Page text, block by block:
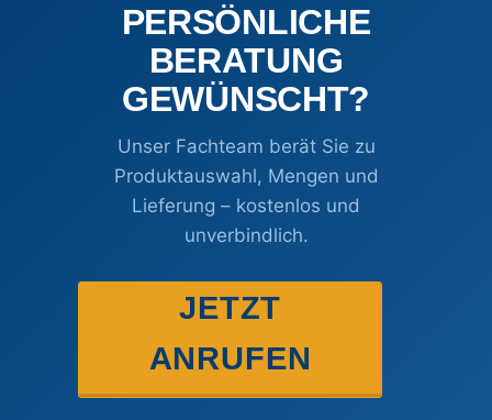
PERSÖNLICHE
BERATUNG
GEWÜNSCHT?
Unser Fachteam berät Sie zu
Produktauswahl, Mengen und
Lieferung – kostenlos und
unverbindlich.
JETZT
ANRUFEN